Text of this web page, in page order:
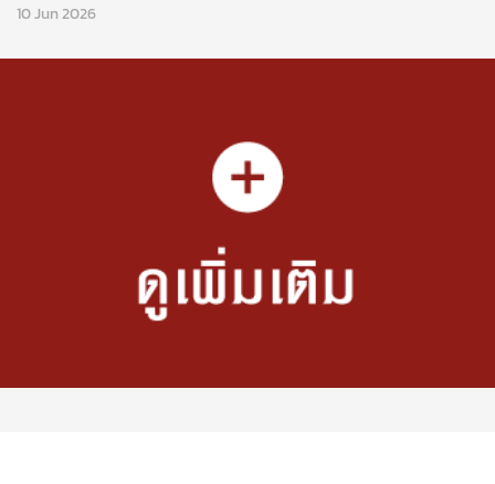
10 Jun 2026